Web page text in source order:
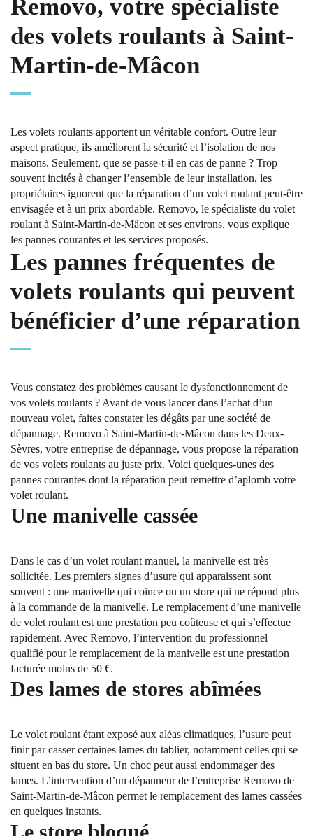
Removo, votre spécialiste
des volets roulants à Saint-
Martin-de-Mâcon
Les volets roulants apportent un véritable confort. Outre leur
aspect pratique, ils améliorent la sécurité et l’isolation de nos
maisons. Seulement, que se passe-t-il en cas de panne ? Trop
souvent incités à changer l’ensemble de leur installation, les
propriétaires ignorent que la réparation d’un volet roulant peut-être
envisagée et à un prix abordable. Removo, le spécialiste du volet
roulant à Saint-Martin-de-Mâcon et ses environs, vous explique
les pannes courantes et les services proposés.
Les pannes fréquentes de
volets roulants qui peuvent
bénéficier d’une réparation
Vous constatez des problèmes causant le dysfonctionnement de
vos volets roulants ? Avant de vous lancer dans l’achat d’un
nouveau volet, faites constater les dégâts par une société de
dépannage. Removo à Saint-Martin-de-Mâcon dans les Deux-
Sèvres, votre entreprise de dépannage, vous propose la réparation
de vos volets roulants au juste prix. Voici quelques-unes des
pannes courantes dont la réparation peut remettre d’aplomb votre
volet roulant.
Une manivelle cassée
Dans le cas d’un volet roulant manuel, la manivelle est très
sollicitée. Les premiers signes d’usure qui apparaissent sont
souvent : une manivelle qui coince ou un store qui ne répond plus
à la commande de la manivelle. Le remplacement d’une manivelle
de volet roulant est une prestation peu coûteuse et qui s’effectue
rapidement. Avec Removo, l’intervention du professionnel
qualifié pour le remplacement de la manivelle est une prestation
facturée moins de 50 €.
Des lames de stores abîmées
Le volet roulant étant exposé aux aléas climatiques, l’usure peut
finir par casser certaines lames du tablier, notamment celles qui se
situent en bas du store. Un choc peut aussi endommager des
lames. L’intervention d’un dépanneur de l’entreprise Removo de
Saint-Martin-de-Mâcon permet le remplacement des lames cassées
en quelques instants.